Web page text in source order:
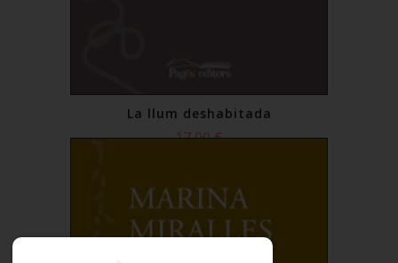
La llum deshabitada
17,00 €